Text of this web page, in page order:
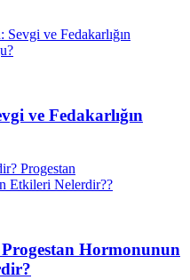
ve Fedakarlığın
Hormonunun